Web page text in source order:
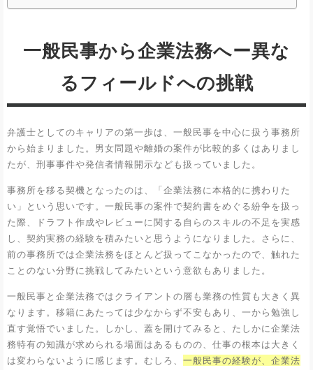
一般民事から企業法務へー異な
るフィールドへの挑戦
弁護士としてのキャリアの第一歩は、一般民事を中心に扱う事務所
から始まりました。男女問題や離婚の案件が比較的多くはありまし
たが、刑事事件や発信者情報開示なども扱っていました。
事務所を移る契機となったのは、「企業法務に本格的に携わりた
い」という思いです。一般民事の案件で契約書をめぐる紛争を扱っ
た際、ドラフト作成やレビューに関する自らのスキルの不足を実感
し、契約実務の経験を積みたいと思うようになりました。さらに、
前の事務所では企業法務をほとんど扱ってこなかったので、触れた
ことのない分野に挑戦してみたいという意欲もありました。
一般民事と企業法務ではクライアントの層も業務の性質も大きく異
なります。移籍にあたっては少なからず不安もあり、一から勉強し
直す覚悟でいました。しかし、蓋を開けてみると、たしかに企業法
務特有の知識が求められる場面はあるものの、仕事の根本は大きく
は変わらないように感じます。むしろ、 一般民事の経験が、企業法